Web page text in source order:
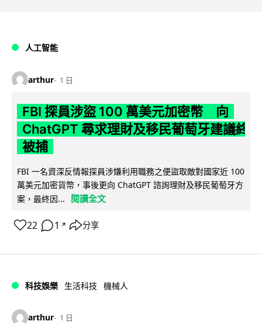
人工智能
arthur 1 日
FBI 探員涉盜 100 萬美元加密幣 向
ChatGPT 尋求理財及移民葡萄牙建議終
被捕
FBI 一名資深反情報探員涉嫌利用職務之便盜取敵對國家近 100
萬美元加密貨幣，事後更向 ChatGPT 諮詢理財及移民葡萄牙方
案，最終因...
閱讀全文
22 1 ↗ 分享
科技娛樂 生活科技 機械人
arthur 1 日